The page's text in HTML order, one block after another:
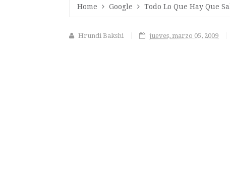
Home Google Todo Lo Que Hay Que
Hrundi Bakshi jueves, marzo 05, 2009